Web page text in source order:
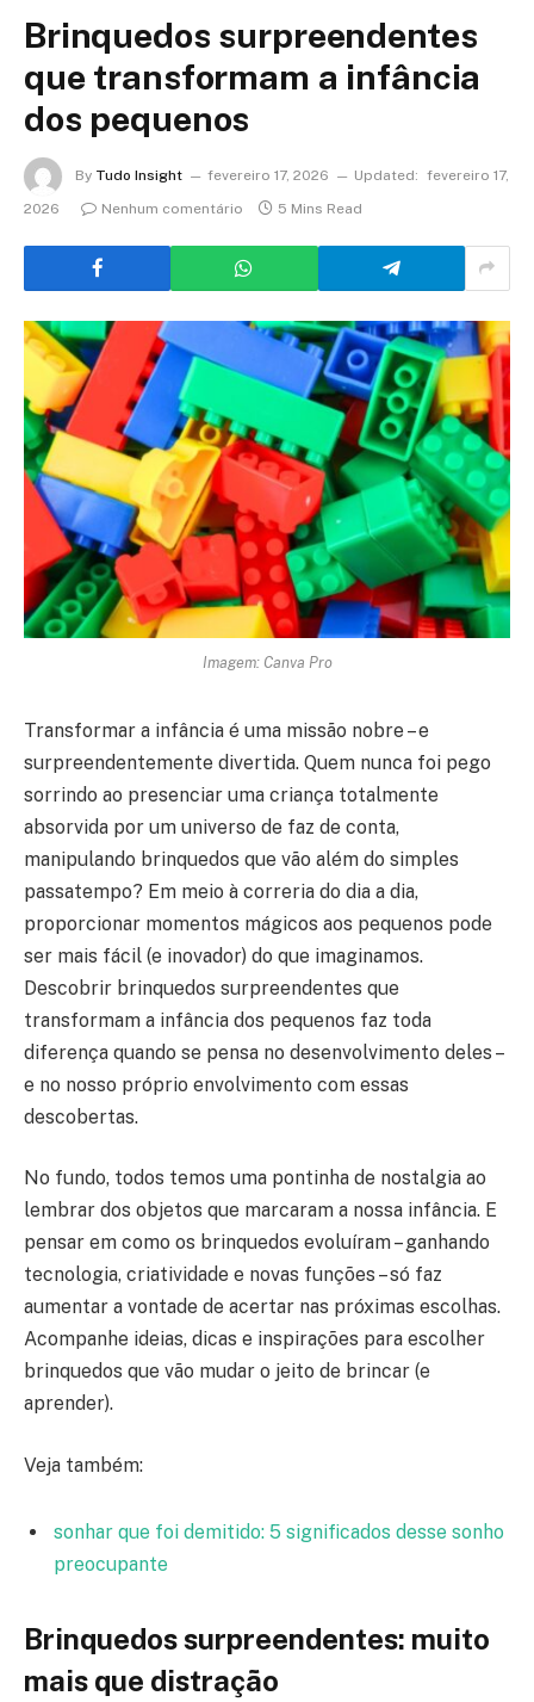
Brinquedos surpreendentes
que transformam a infância
dos pequenos
By Tudo Insight fevereiro 17, 2026 Updated: fevereiro 17,
2026
Nenhum comentário 5 Mins Read
Imagem: Canva Pro
Transformar a infância é uma missão nobre – e
surpreendentemente divertida. Quem nunca foi pego
sorrindo ao presenciar uma criança totalmente
absorvida por um universo de faz de conta,
manipulando brinquedos que vão além do simples
passatempo? Em meio à correria do dia a dia,
proporcionar momentos mágicos aos pequenos pode
ser mais fácil (e inovador) do que imaginamos.
Descobrir brinquedos surpreendentes que
transformam a infância dos pequenos faz toda
diferença quando se pensa no desenvolvimento deles –
e no nosso próprio envolvimento com essas
descobertas.
No fundo, todos temos uma pontinha de nostalgia ao
lembrar dos objetos que marcaram a nossa infância. E
pensar em como os brinquedos evoluíram – ganhando
tecnologia, criatividade e novas funções – só faz
aumentar a vontade de acertar nas próximas escolhas.
Acompanhe ideias, dicas e inspirações para escolher
brinquedos que vão mudar o jeito de brincar (e
aprender).
Veja também:
sonhar que foi demitido: 5 significados desse sonho
preocupante
Brinquedos surpreendentes: muito
mais que distração